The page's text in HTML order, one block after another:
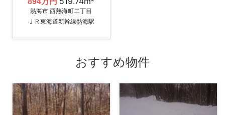
熱海市 西熱海町二丁目
ＪＲ東海道新幹線熱海駅
おすすめ物件